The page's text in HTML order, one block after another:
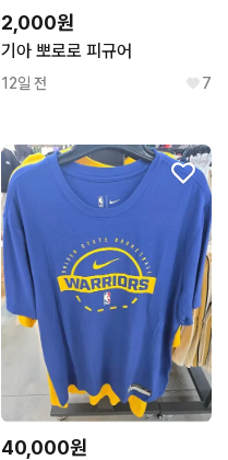
2,000원
기아 뽀로로 피규어
12일 전 7
40,000원